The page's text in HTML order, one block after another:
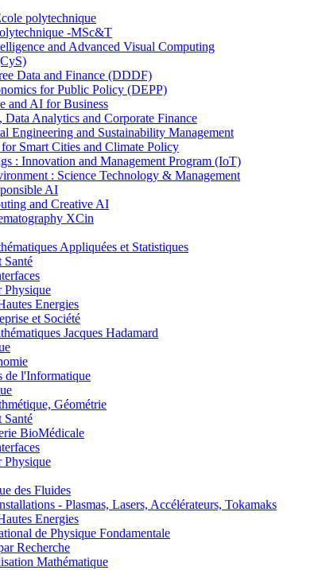
polytechnique
-MSc&T
and Advanced Visual Computing
Data and Finance (DDDF)
for Public Policy (DEPP)
and AI for Business
Analytics and Corporate Finance
Engineering and Sustainability Management
Smart Cities and Climate Policy
: Innovation and Management Program (IoT)
: Science Technology & Management
AI
and Creative AI
XCin
Appliquées et Statistiques
Physique
Energies
et Société
Jacques Hadamard
de l'Informatique
Géométrie
BioMédicale
Physique
des Fluides
- Plasmas, Lasers, Accélérateurs, Tokamaks
Energies
de Physique Fondamentale
Recherche
Mathématique